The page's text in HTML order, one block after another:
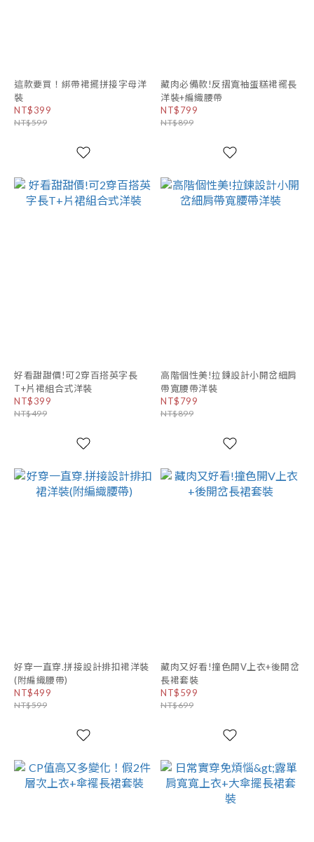
這款要買！綁帶裙擺拼接字母洋
裝
NT$399
NT$599
藏肉必備款!反摺寬袖蛋糕裙襬長
洋裝+編織腰帶
NT$799
NT$899
好看甜甜價!可2穿百搭英字長
T+片裙組合式洋裝
NT$399
NT$499
高階個性美!拉鍊設計小開岔細肩
帶寬腰帶洋裝
NT$799
NT$899
好穿一直穿.拼接設計排扣裙洋裝
(附編織腰帶)
NT$499
NT$599
藏肉又好看!撞色開V上衣+後開岔
長裙套裝
NT$599
NT$699